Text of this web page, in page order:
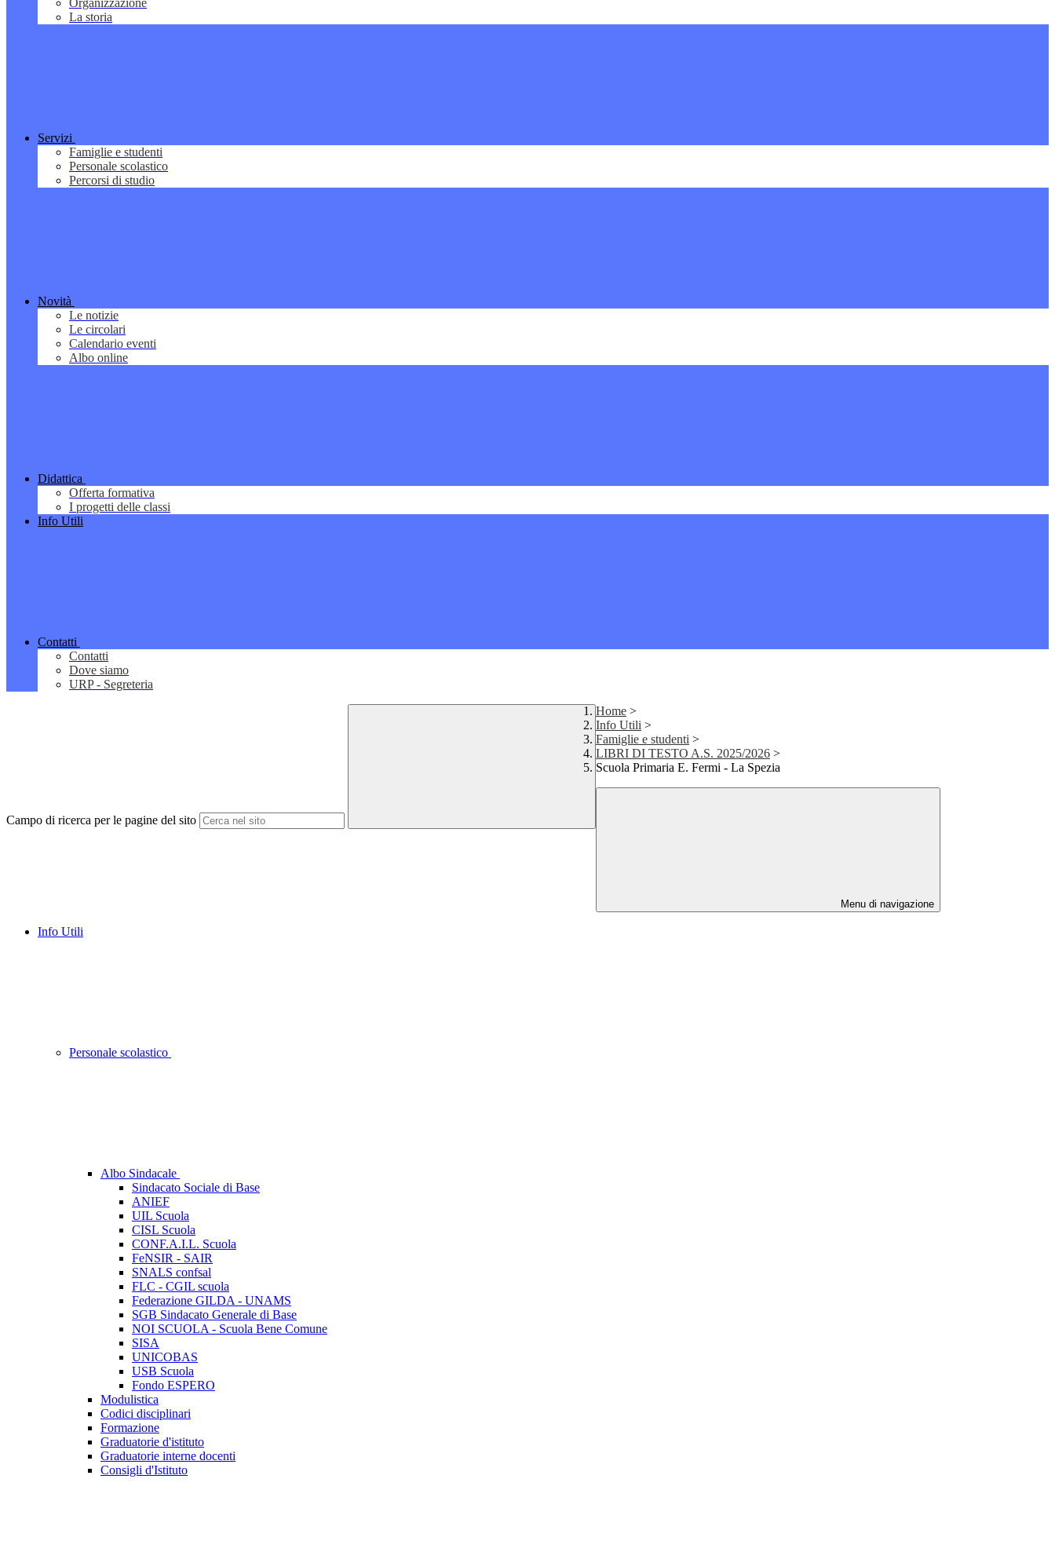
Organizzazione
La storia
Servizi
Famiglie e studenti
Personale scolastico
Percorsi di studio
Novità
Le notizie
Le circolari
Calendario eventi
Albo online
Didattica
Offerta formativa
I progetti delle classi
Info Utili
Contatti
Contatti
Dove siamo
URP - Segreteria
Campo di ricerca per le pagine del sito
Home >
Info Utili >
Famiglie e studenti >
LIBRI DI TESTO A.S. 2025/2026 >
Scuola Primaria E. Fermi - La Spezia
Menu di navigazione
Info Utili
Personale scolastico
Albo Sindacale
Sindacato Sociale di Base
ANIEF
UIL Scuola
CISL Scuola
CONF.A.I.L. Scuola
FeNSIR - SAIR
SNALS confsal
FLC - CGIL scuola
Federazione GILDA - UNAMS
SGB Sindacato Generale di Base
NOI SCUOLA - Scuola Bene Comune
SISA
UNICOBAS
USB Scuola
Fondo ESPERO
Modulistica
Codici disciplinari
Formazione
Graduatorie d'istituto
Graduatorie interne docenti
Consigli d'Istituto